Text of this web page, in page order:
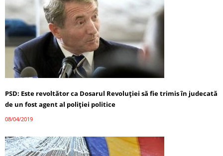
PSD: Este revoltător ca Dosarul Revoluţiei să fie trimis în judecată
de un fost agent al poliţiei politice
08/04/2019